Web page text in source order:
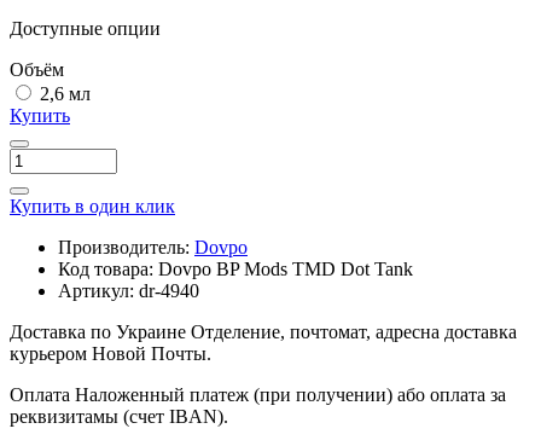
Доступные опции
Объём
2,6 мл
Купить
Купить в один клик
Производитель: Dovpo
Код товара: Dovpo BP Mods TMD Dot Tank
Артикул: dr-4940
Доставка по Украине Отделение, почтомат, адресна доставка
курьером Новой Почты.
Оплата Наложенный платеж (при получении) або оплата за
реквизитамы (счет IBAN).